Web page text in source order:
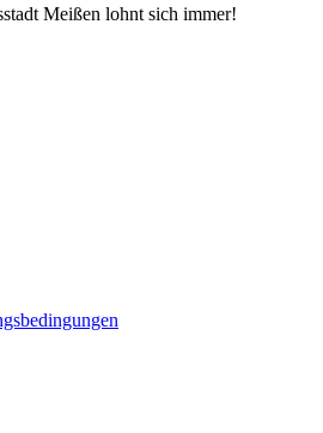
Meißen lohnt sich immer!